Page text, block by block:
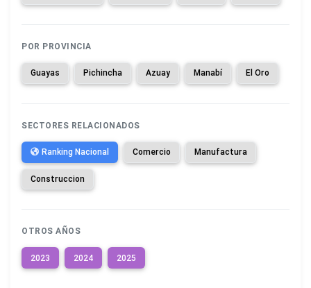
POR PROVINCIA
Guayas Pichincha Azuay Manabí El Oro
SECTORES RELACIONADOS
Ranking Nacional Comercio Manufactura
Construccion
OTROS AÑOS
2023 2024 2025